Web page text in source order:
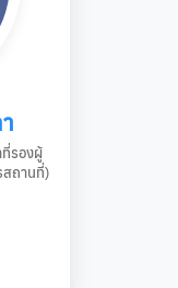
รองผู้
สถานที่)